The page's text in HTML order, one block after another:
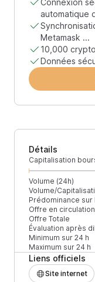
Connexion
automatique
Metamask ...
10,000
Données
Détails
Capitalisation
Volume (24h)
Volume/
Prédominance sur
Offre en circulation
Offre Totale
Évaluation après
Minimum sur 24 h
Maximum sur 24 h
Liens officiels
Site internet